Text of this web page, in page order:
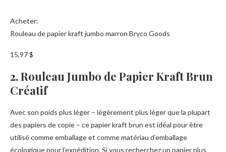
Acheter:
Rouleau de papier kraft jumbo marron Bryco Goods
15,97 $
2. Rouleau Jumbo de Papier Kraft Brun
Créatif
Avec son poids plus léger – légèrement plus léger que la plupart
des papiers de copie – ce papier kraft brun est idéal pour être
utilisé comme emballage et comme matériau d’emballage
écologique pour l’expédition. Si vous recherchez un papier plus